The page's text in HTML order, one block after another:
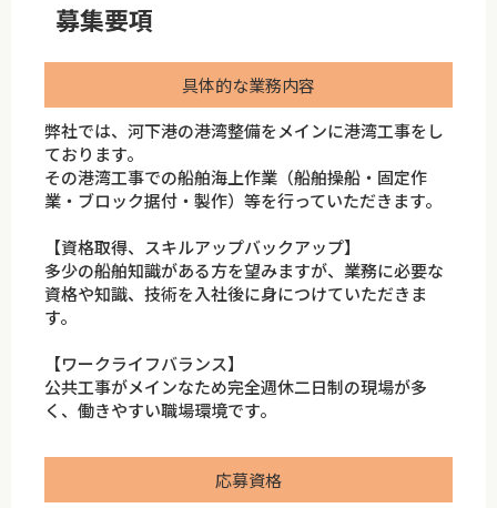
募集要項
具体的な業務内容
弊社では、河下港の港湾整備をメインに港湾工事をし
ております。
その港湾工事での船舶海上作業（船舶操船・固定作
業・ブロック据付・製作）等を行っていただきます。
【資格取得、スキルアップバックアップ】
多少の船舶知識がある方を望みますが、業務に必要な
資格や知識、技術を入社後に身につけていただきま
す。
【ワークライフバランス】
公共工事がメインなため完全週休二日制の現場が多
く、働きやすい職場環境です。
応募資格